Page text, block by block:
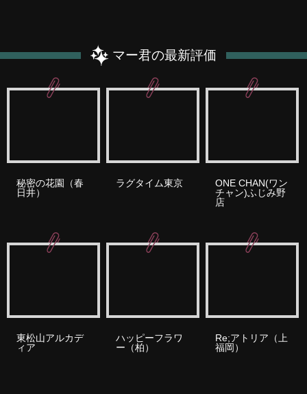
マー君の最新評価
秘密の花園（春
日井）
ラグタイム東京
ONE CHAN(ワン
チャン)ふじみ野
店
東松山アルカデ
ィア
ハッピーフラワ
ー（柏）
Re;アトリア（上
福岡）